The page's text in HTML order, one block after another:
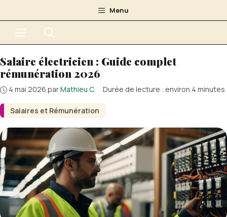
au
contenu
Menu
Menu
Salaires et Rémunération
Salaire électricien : Guide complet
rémunération 2026
4 mai 2026 parMathieu C. · Durée de lecture : environ 4 minutes